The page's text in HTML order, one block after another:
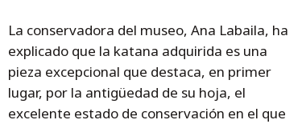
La conservadora del museo, Ana Labaila, ha
explicado que la katana adquirida es una
pieza excepcional que destaca, en primer
lugar, por la antigüedad de su hoja, el
excelente estado de conservación en el que